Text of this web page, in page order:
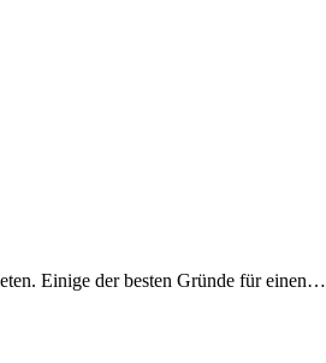
Einige der besten Gründe für einen…